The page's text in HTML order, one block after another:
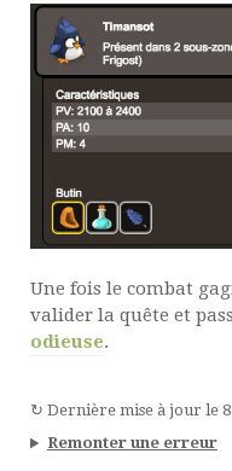
Une fois le combat
valider la quête et
odieuse.
↻ Dernière mise à jour le
Remonter une erreur